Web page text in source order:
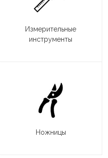
Измерительные
инструменты
Ножницы